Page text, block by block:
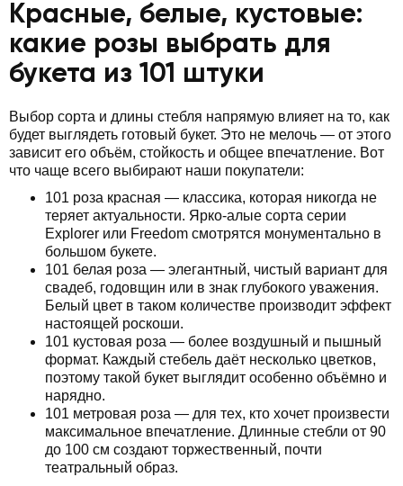
Красные, белые, кустовые:
какие розы выбрать для
букета из 101 штуки
Выбор сорта и длины стебля напрямую влияет на то, как
будет выглядеть готовый букет. Это не мелочь — от этого
зависит его объём, стойкость и общее впечатление. Вот
что чаще всего выбирают наши покупатели:
101 роза красная — классика, которая никогда не
теряет актуальности. Ярко-алые сорта серии
Explorer или Freedom смотрятся монументально в
большом букете.
101 белая роза — элегантный, чистый вариант для
свадеб, годовщин или в знак глубокого уважения.
Белый цвет в таком количестве производит эффект
настоящей роскоши.
101 кустовая роза — более воздушный и пышный
формат. Каждый стебель даёт несколько цветков,
поэтому такой букет выглядит особенно объёмно и
нарядно.
101 метровая роза — для тех, кто хочет произвести
максимальное впечатление. Длинные стебли от 90
до 100 см создают торжественный, почти
театральный образ.